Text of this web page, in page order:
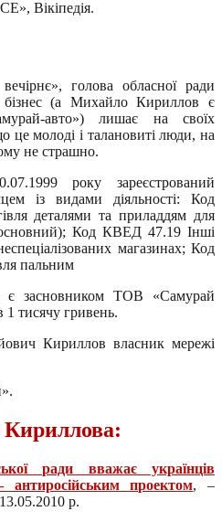
Вікіпедія.
голова обласної ради
бізнес (а Михайло Кириллов є
авто») лишає на своїх
це молоді і талановиті люди, на
не страшно.
року зареєстрований
із видами діяльності: Код
деталями та приладдям для
Код КВЕД 47.19 Інші
магазинах; Код
пальним
засновником ТОВ «Самурай
1 тисячу гривень.
Кириллов власник мережі
ради вважає українців
проектом, –
р.